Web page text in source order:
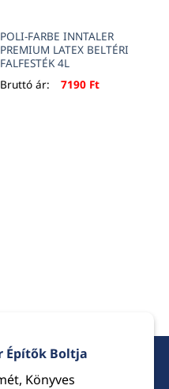
POLI-FARBE INNTALER
PREMIUM LATEX BELTÉRI
FALFESTÉK 4L
Bruttó ár:
7190 Ft
Építők Boltja
Könyves